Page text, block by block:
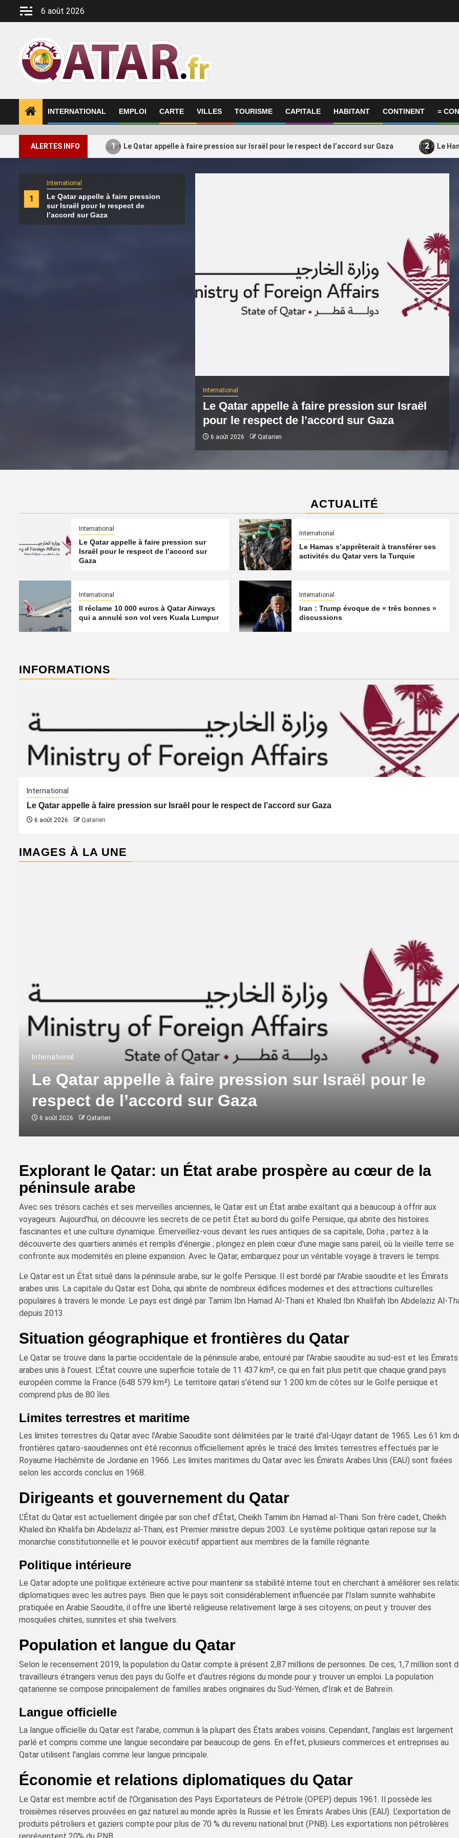
6 août 2026
INTERNATIONAL EMPLOI CARTE VILLES TOURISME CAPITALE HABITANT CONTINENT =
ALERTES INFO 1 Le Qatar appelle à faire pression sur Israël pour le respect de l’accord sur Gaza 2 Le
1
International
Le Qatar appelle à faire pression
sur Israël pour le respect de
l’accord sur Gaza
International
Le Qatar appelle à faire pression sur Israël
pour le respect de l’accord sur Gaza
6 août 2026 Qatarien
ACTUALITÉ
International
Le Qatar appelle à faire pression sur
Israël pour le respect de l’accord sur
Gaza
International
Le Hamas s’apprêterait à transférer ses
activités du Qatar vers la Turquie
International
Il réclame 10 000 euros à Qatar Airways
qui a annulé son vol vers Kuala Lumpur
International
Iran : Trump évoque de « très bonnes »
discussions
INFORMATIONS
International
Le Qatar appelle à faire pression sur Israël pour le respect de l’accord sur Gaza
6 août 2026 Qatarien
IMAGES À LA UNE
International
Le Qatar appelle à faire pression sur Israël pour le
respect de l’accord sur Gaza
6 août 2026 Qatarien
Explorant le Qatar: un État arabe prospère au cœur de la
péninsule arabe
Avec ses trésors cachés et ses merveilles anciennes, le Qatar est un État arabe exaltant qui a beaucoup à offrir aux
voyageurs. Aujourd'hui, on découvre les secrets de ce petit État au bord du golfe Persique, qui abrite des histoires
fascinantes et une culture dynamique. Émerveillez-vous devant les rues antiques de sa capitale, Doha ; partez à la
découverte des quartiers animés et remplis d'énergie ; plongez en plein cœur d'une magie sans pareil, où la vieille terre se
confronte aux modernités en pleine expansion. Avec le Qatar, embarquez pour un véritable voyage à travers le temps.
Le Qatar est un État situé dans la péninsule arabe, sur le golfe Persique. Il est bordé par l'Arabie saoudite et les Émirats
arabes unis. La capitale du Qatar est Doha, qui abrite de nombreux édifices modernes et des attractions culturelles
populaires à travers le monde. Le pays est dirigé par Tamim Ibn Hamad Al-Thani et Khaled Ibn Khalifah Ibn Abdelaziz Al-
depuis 2013.
Situation géographique et frontières du Qatar
Le Qatar se trouve dans la partie occidentale de la péninsule arabe, entouré par l'Arabie saoudite au sud-est et les Émirats
arabes unis à l'ouest. L'État couvre une superficie totale de 11 437 km², ce qui en fait plus petit que chaque grand pays
européen comme la France (648 579 km²). Le territoire qatari s'étend sur 1 200 km de côtes sur le Golfe persique et
comprend plus de 80 îles.
Limites terrestres et maritime
Les limites terrestres du Qatar avec l'Arabie Saoudite sont délimitées par le traité d'al-Uqayr datant de 1965. Les 61 km
frontières qataro-saoudiennes ont été reconnus officiellement après le tracé des limites terrestres effectués par le
Royaume Hachémite de Jordanie en 1966. Les limites maritimes du Qatar avec les Émirats Arabes Unis (EAU) sont fixées
selon les accords conclus en 1968.
Dirigeants et gouvernement du Qatar
L’État du Qatar est actuellement dirigée par son chef d’État, Cheikh Tamim ibn Hamad al-Thani. Son frère cadet, Cheikh
Khaled ibn Khalifa bin Abdelaziz al-Thani, est Premier ministre depuis 2003. Le système politique qatari repose sur la
monarchie constitutionnelle et le pouvoir exécutif appartient aux membres de la famille régnante.
Politique intérieure
Le Qatar adopte une politique extérieure active pour maintenir sa stabilité interne tout en cherchant à améliorer ses
diplomatiques avec les autres pays. Bien que le pays soit considérablement influencée par l'Islam sunnite wahhabite
pratiquée en Arabie Saoudite, il offre une liberté religieuse relativement large à ses citoyens; on peut y trouver des
mosquées chiites, sunnites et shia twelvers.
Population et langue du Qatar
Selon le recensement 2019, la population du Qatar compte à présent 2,87 millions de personnes. De ces, 1,7 million sont
travailleurs étrangers venus des pays du Golfe et d'autres régions du monde pour y trouver un emploi. La population
qatarienne se compose principalement de familles arabes originaires du Sud-Yémen, d’Irak et de Bahreïn.
Langue officielle
La langue officielle du Qatar est l'arabe, commun à la plupart des États arabes voisins. Cependant, l'anglais est largement
parlé et compris comme une langue secondaire par beaucoup de gens. En effet, plusieurs commerces et entreprises au
Qatar utilisent l'anglais comme leur langue principale.
Économie et relations diplomatiques du Qatar
Le Qatar est membre actif de l'Organisation des Pays Exportateurs de Pétrole (OPEP) depuis 1961. Il possède les
troisièmes réserves prouvées en gaz naturel au monde après la Russie et les Émirats Arabes Unis (EAU). L’exportation de
produits pétroliers et gaziers compte pour plus de 70 % du revenu national brut (PNB). Les exportations non pétrolières